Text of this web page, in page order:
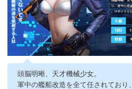
頭脳明晰、天才機械少女。
軍中の艦船改造を全て任されており